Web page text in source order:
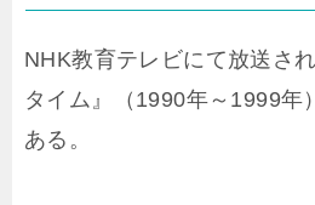
NHK教育テレビにて放送さ
タイム』（1990年～1999年
ある。